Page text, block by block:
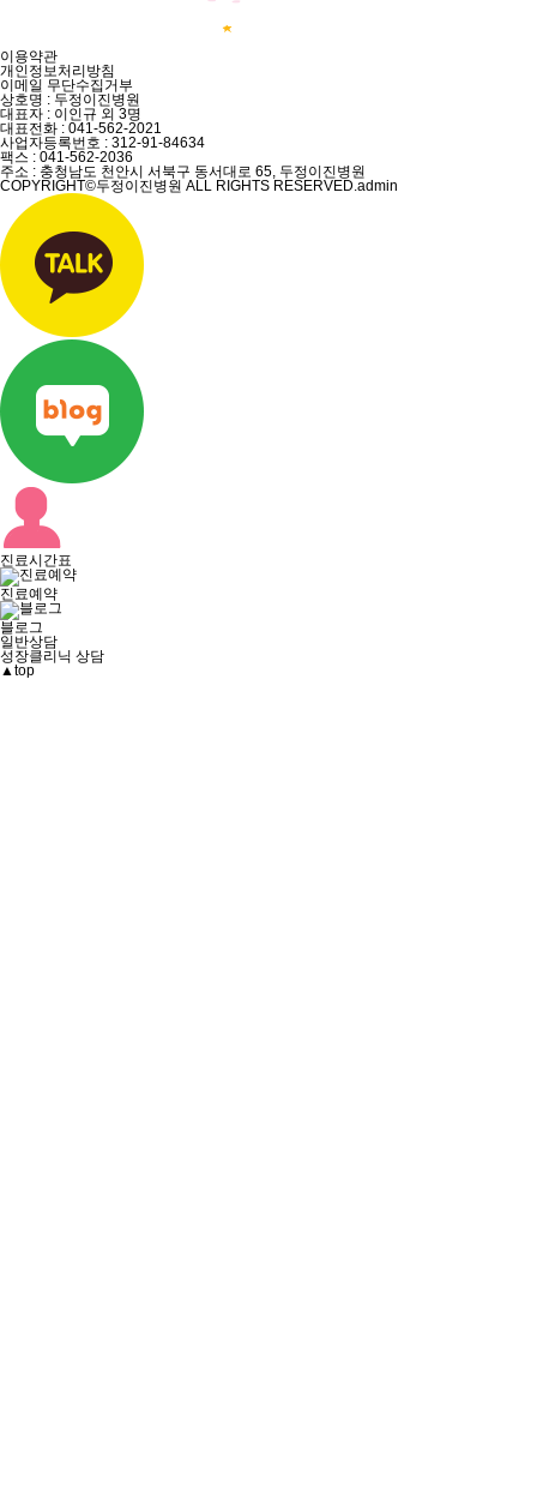
이용약관
개인정보처리방침
이메일 무단수집거부
상호명 : 두정이진병원
대표자 : 이인규 외 3명
대표전화 : 041-562-2021
사업자등록번호 : 312-91-84634
팩스 : 041-562-2036
주소 : 충청남도 천안시 서북구 동서대로 65, 두정이진병원
COPYRIGHT©두정이진병원 ALL RIGHTS RESERVED.admin
진료시간표
진료예약
블로그
일반상담
성장클리닉 상담
▲top